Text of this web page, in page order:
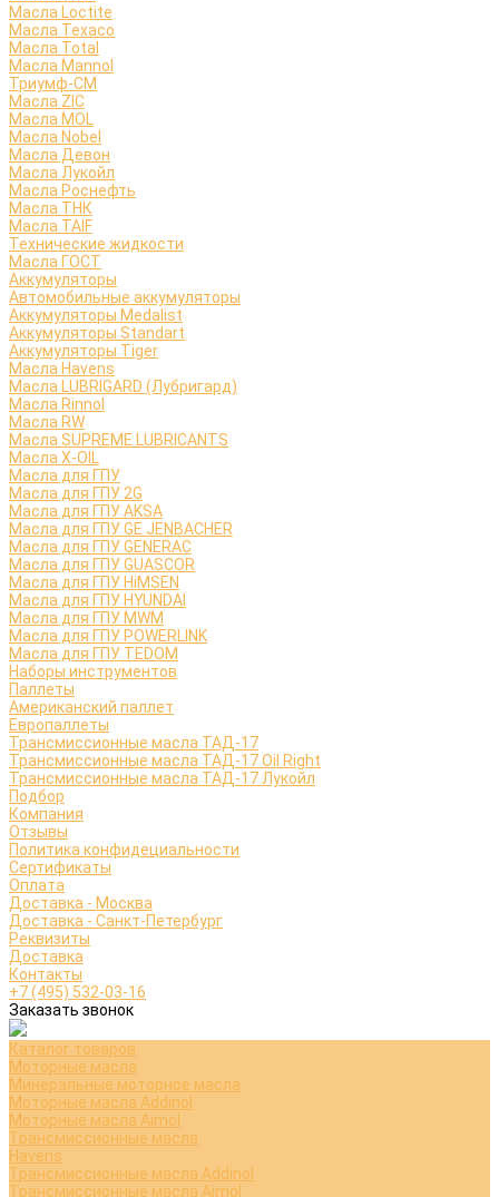
Масла Loctite
Масла Texaco
Масла Total
Масла Mannol
Триумф-СМ
Масла ZIC
Масла MOL
Масла Nobel
Масла Девон
Масла Лукойл
Масла Роснефть
Масла ТНК
Масла TAIF
Технические жидкости
Масла ГОСТ
Аккумуляторы
Автомобильные аккумуляторы
Аккумуляторы Medalist
Аккумуляторы Standart
Аккумуляторы Tiger
Масла Havens
Масла LUBRIGARD (Лубригард)
Масла Rinnol
Масла RW
Масла SUPREME LUBRICANTS
Масла X-OIL
Масла для ГПУ
Масла для ГПУ 2G
Масла для ГПУ AKSA
Масла для ГПУ GE JENBACHER
Масла для ГПУ GENERAC
Масла для ГПУ GUASCOR
Масла для ГПУ HiMSEN
Масла для ГПУ HYUNDAI
Масла для ГПУ MWM
Масла для ГПУ POWERLINK
Масла для ГПУ TEDOM
Наборы инструментов
Паллеты
Американский паллет
Европаллеты
Трансмиссионные масла ТАД-17
Трансмиссионные масла ТАД-17 Oil Right
Трансмиссионные масла ТАД-17 Лукойл
Подбор
Компания
Отзывы
Политика конфидециальности
Сертификаты
Оплата
Доставка - Москва
Доставка - Санкт-Петербург
Реквизиты
Доставка
Контакты
+7 (495) 532-03-16
Заказать звонок
Каталог товаров
Моторные масла
Минеральные моторное масла
Моторные масла Addinol
Моторные масла Aimol
Трансмиссионные масла
Havens
Трансмиссионные масла Addinol
Трансмиссионные масла Aimol